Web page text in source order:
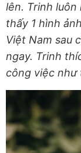
lên. Trinh luôn
thấy 1 hình
Việt Nam sau
ngay. Trinh
công việc như